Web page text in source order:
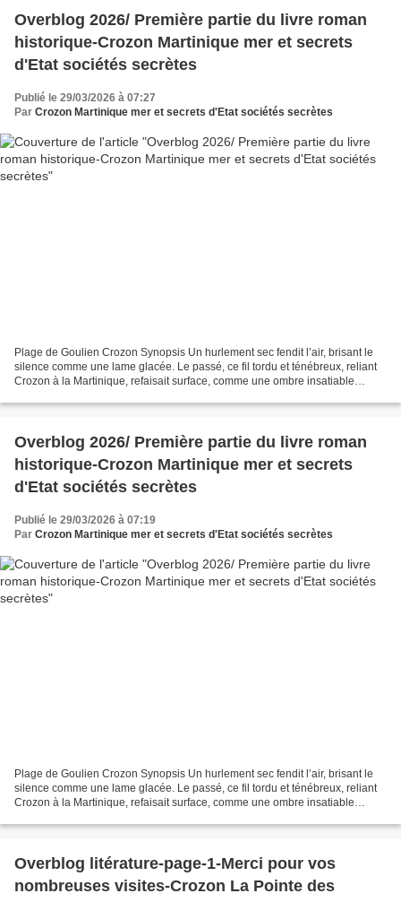
Overblog 2026/ Première partie du livre roman
historique-Crozon Martinique mer et secrets
d'Etat sociétés secrètes
Publié le 29/03/2026 à 07:27
Par Crozon Martinique mer et secrets d'Etat sociétés secrètes
Plage de Goulien Crozon Synopsis Un hurlement sec fendit l’air, brisant le
silence comme une lame glacée. Le passé, ce fil tordu et ténébreux, reliant
Crozon à la Martinique, refaisait surface, comme une ombre insatiable
Overblog 2026/ Première partie du livre roman
historique-Crozon Martinique mer et secrets
d'Etat sociétés secrètes
Publié le 29/03/2026 à 07:19
Par Crozon Martinique mer et secrets d'Etat sociétés secrètes
Plage de Goulien Crozon Synopsis Un hurlement sec fendit l’air, brisant le
silence comme une lame glacée. Le passé, ce fil tordu et ténébreux, reliant
Crozon à la Martinique, refaisait surface, comme une ombre insatiable
Overblog litérature-page-1-Merci pour vos
nombreuses visites-Crozon La Pointe des